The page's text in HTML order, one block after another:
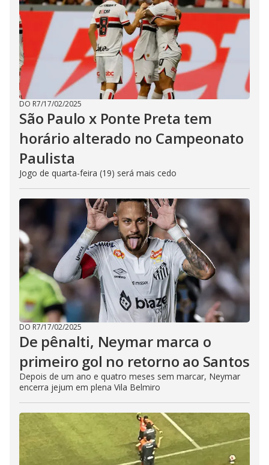
DO R7/17/02/2025
São Paulo x Ponte Preta tem
horário alterado no Campeonato
Paulista
Jogo de quarta-feira (19) será mais cedo
DO R7/17/02/2025
De pênalti, Neymar marca o
primeiro gol no retorno ao Santos
Depois de um ano e quatro meses sem marcar, Neymar
encerra jejum em plena Vila Belmiro